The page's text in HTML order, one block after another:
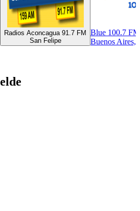
Radios Aconcagua 91.7 FM
San Felipe
Blue 100.7 FM
Buenos Aires,